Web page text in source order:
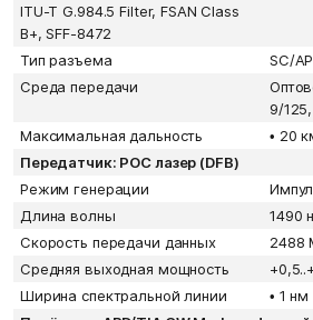
ITU-T G.984.5 Filter, FSAN Class
B+, SFF-8472
Тип разъема
SC/
Среда передачи
9/
Максимальная дальность
• 20
Передатчик: POC лазер (DFB)
Режим генерации
Длина волны
1490
Скорость передачи данных
2488
Средняя выходная мощность
Ширина спектральной линии
• 1